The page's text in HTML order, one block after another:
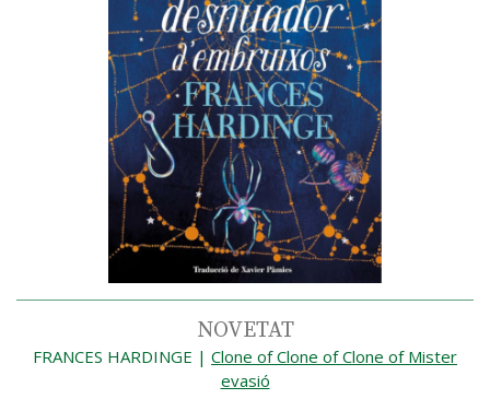
NOVETAT
FRANCES HARDINGE | Clone of Clone of Clone of Mister
evasió